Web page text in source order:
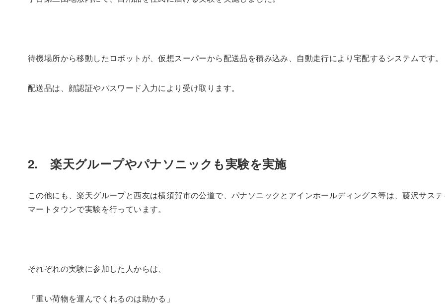
待機場所から移動したロボットが、仮想スーパーから配送品を積み込み、自動走行により宅配するシステムです。
配送品は、顔認証やパスワード入力により受け取ります。
2. 楽天グループやパナソニックも実験を実施
この他にも、楽天グループと西友は横須賀市の公道で、パナソニックとアインホールディングス等は、藤沢サス
マートタウンで実験を行っています。
それぞれの実験に参加した人からは、
「重い荷物を運んでくれるのは助かる」